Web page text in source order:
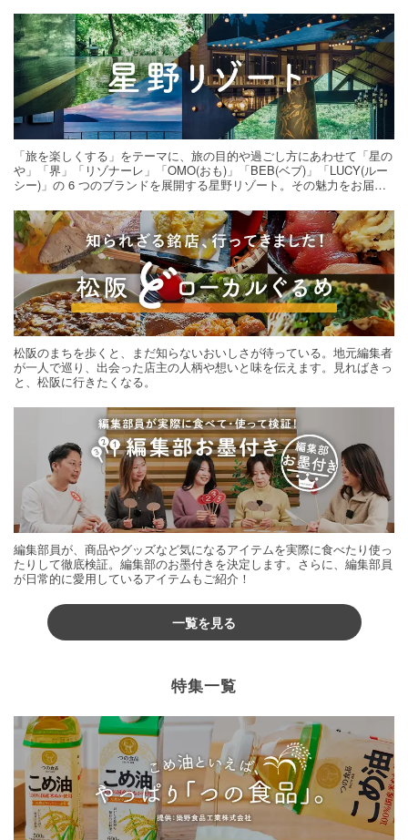
「旅を楽しくする」をテーマに、旅の目的や過ごし方にあわせて「星の
や」「界」「リゾナーレ」「OMO(おも)」「BEB(ベブ)」「LUCY(ルー
シー)」の 6 つのブランドを展開する星野リゾート。その魅力をお届け
松阪のまちを歩くと、まだ知らないおいしさが待っている。地元編集者
が一人で巡り、出会った店主の人柄や想いと味を伝えます。見ればきっ
と、松阪に行きたくなる。
編集部員が、商品やグッズなど気になるアイテムを実際に食べたり使っ
たりして徹底検証。編集部のお墨付きを決定します。さらに、編集部員
が日常的に愛用しているアイテムもご紹介！
一覧を見る
特集一覧